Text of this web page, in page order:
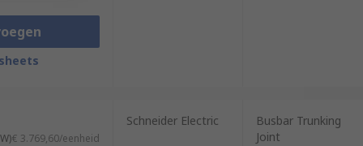
€ 3.769,60/eenheid
Schneider Electric
Busbar Trunking
Joint